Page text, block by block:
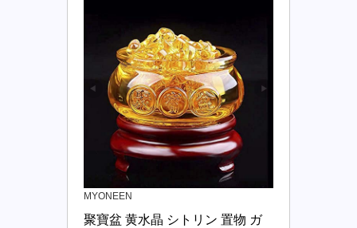
MYONEEN
聚寶盆 黄水晶 シトリン 置物 ガ